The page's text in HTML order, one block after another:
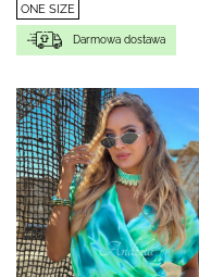
ONE SIZE
Darmowa dostawa